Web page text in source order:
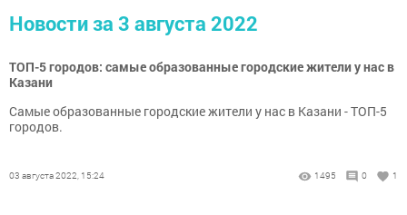
Новости за 3 августа 2022
ТОП-5 городов: самые образованные городские жители у нас в
Казани
Самые образованные городские жители у нас в Казани - ТОП-5
городов.
03 августа 2022, 15:24 1495 0 1